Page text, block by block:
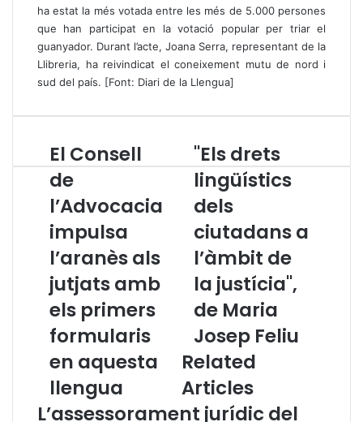
ha estat la més votada entre les més de 5.000 persones
que han participat en la votació popular per triar el
guanyador. Durant l’acte, Joana Serra, representant de la
Llibreria, ha reivindicat el coneixement mutu de nord i
sud del país. [Font: Diari de la Llengua]
E
l
C
o
e
l
e
l
A
v
El Consell
de
l’Advocacia
impulsa
l’aranès als
jutjats amb
els primers
formularis
en aquesta
llengua
"
E
s
r
e
t
i
n
ü
s
"Els drets
lingüístics
dels
ciutadans a
l’àmbit de
la justícia",
de Maria
Josep Feliu
Related
Articles
L’assessorament jurídic del